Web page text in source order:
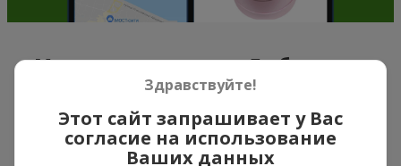
Мягкие игрушки в г. Любешов —
лучшее дополнение к букетам
Букет цветов в подарок — это не про материальные
ценности, а про искренние эмоции и приятные
Здравствуйте!
Этот сайт запрашивает у Вас
согласие на использование
Ваших данных